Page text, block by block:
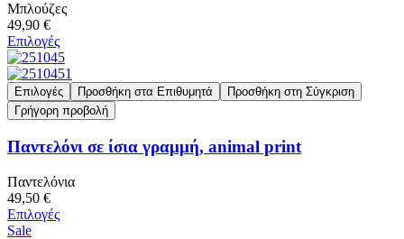
Μπλούζες
49,90 €
Επιλογές
Επιλογές Προσθήκη στα Επιθυμητά
Προσθήκη στη Σύγκριση
Γρήγορη προβολή
Παντελόνι σε ίσια γραμμή, animal print
Παντελόνια
49,50 €
Επιλογές
Sale